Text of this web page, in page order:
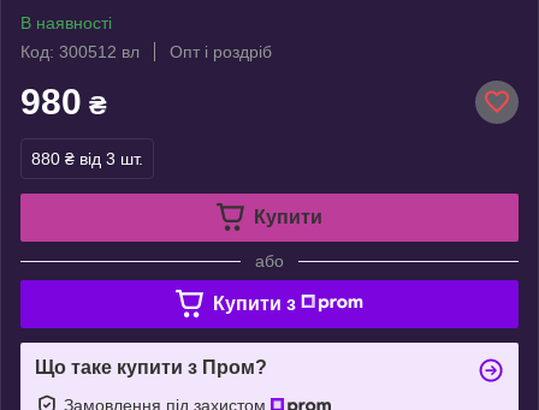
В наявності
Код: 300512 вл
Опт і роздріб
980 ₴
880 ₴ від 3 шт.
Купити
або
Купити з
Що таке купити з Пром?
Замовлення під захистом